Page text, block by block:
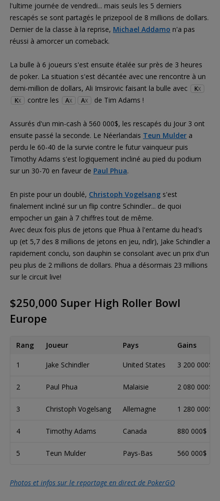
l'ultime journée de vendredi... mais seuls les 5 derniers
rescapés se sont partagés le prizepool de 8 millions de dollars.
Dernier de la classe à la reprise, Michael Addamo n'a pas
réussi à amorcer un comeback.
La bulle à 6 joueurs s'est ensuite étalée sur près de 3 heures
de poker. La situation s'est décantée avec une rencontre à un
demi-million de dollars, Ali Imsirovic faisant la bulle avec
KX
KX contre les AX AX de Tim Adams !
Assurés d'un min-cash à 560 000$, les rescapés du Jour 3 ont
ensuite passé la seconde. Le Néerlandais Teun Mulder a
perdu le 60-40 de la survie contre le futur vainqueur puis
Timothy Adams s'est logiquement incliné au pied du podium
sur un 30-70 en faveur de Paul Phua.
En piste pour un doublé, Christoph Vogelsang s'est
finalement incliné sur un flip contre Schindler... de quoi
empocher un gain à 7 chiffres tout de même.
Avec deux fois plus de jetons que Phua à l'entame du head's
up (et 5,7 des 8 millions de jetons en jeu, ndlr), Jake Schindler a
rapidement conclu, son dauphin se consolant avec un prix d'un
peu plus de 2 millions de dollars. Phua a désormais 23 millions
sur le circuit live!
$250,000 Super High Roller Bowl
Europe
Rang Joueur Pays Gains
1 Jake Schindler United States 3 200 000$
2 Paul Phua Malaisie 2 080 000$
3 Christoph Vogelsang Allemagne 1 280 000$
4 Timothy Adams Canada 880 000$
5 Teun Mulder Pays-Bas 560 000$
Photos et infos sur le reportage en direct de PokerGO